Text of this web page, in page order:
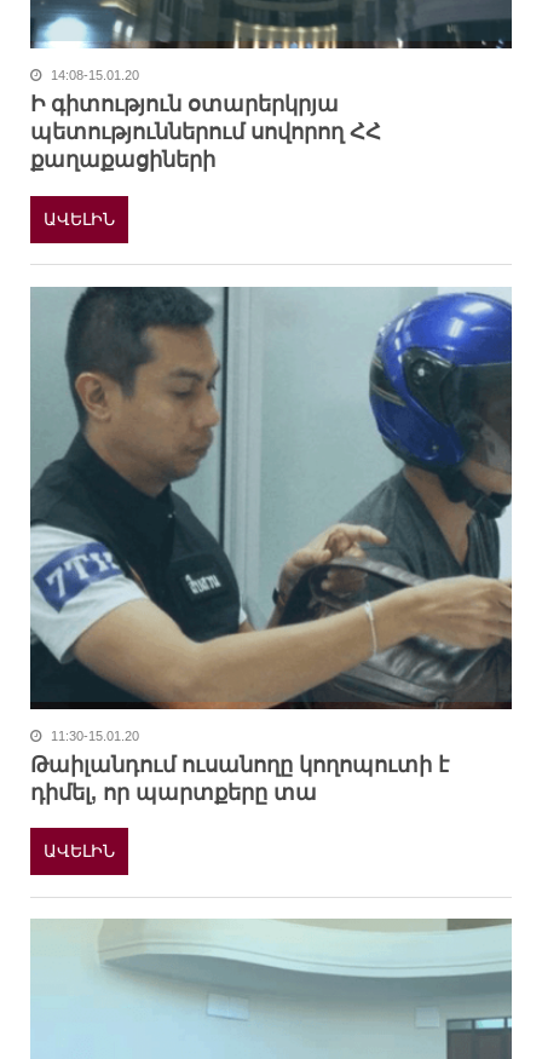
14:08-15.01.20
Ի գիտություն օտարերկրյա
պետություններում սովորող ՀՀ
քաղաքացիների
ԱՎԵԼԻՆ
11:30-15.01.20
Թաիլանդում ուսանողը կողոպուտի է
դիմել, որ պարտքերը տա
ԱՎԵԼԻՆ